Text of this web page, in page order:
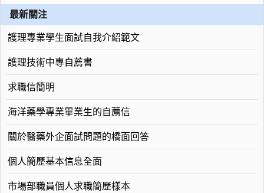
最新關注
護理專業學生面試自我介紹範文
護理技術中專自薦書
求職信簡明
海洋藥學專業畢業生的自薦信
關於醫藥外企面試問題的橋面回答
個人簡歷基本信息全面
市場部職員個人求職簡歷樣本